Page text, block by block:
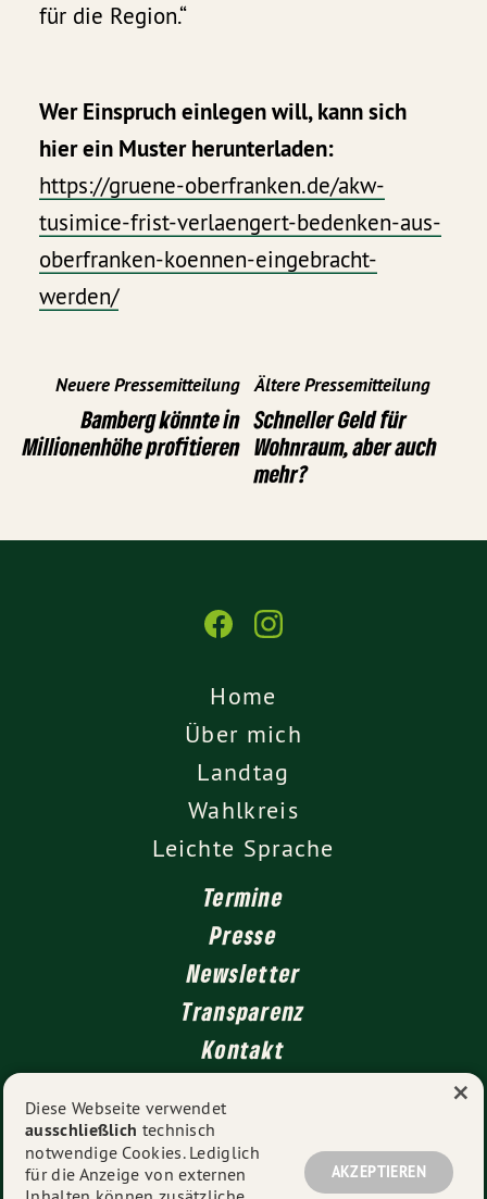
für die Region.“
Wer Einspruch einlegen will, kann sich
hier ein Muster herunterladen:
https://gruene-oberfranken.de/akw-
tusimice-frist-verlaengert-bedenken-aus-
oberfranken-koennen-eingebracht-
werden/
Neuere Pressemitteilung
Bamberg könnte in
Millionenhöhe profitieren
Ältere Pressemitteilung
Schneller Geld für
Wohnraum, aber auch
mehr?
Home
Über mich
Landtag
Wahlkreis
Leichte Sprache
Termine
Presse
Newsletter
Transparenz
Kontakt
Impressum
Datenschutz
Diese Webseite verwendet
ausschließlich technisch
notwendige Cookies. Lediglich
für die Anzeige von externen
AKZEPTIEREN
×